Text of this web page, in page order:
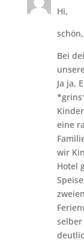
Hi,
Bei
Ja ja,
eine
wir
Hotel